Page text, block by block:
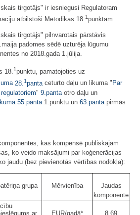
tirgotājs" ir iesniegusi Regulatoram
atbilstoši Metodikas 18. 1punktam.
tirgotājs" pilnvarotais pārstāvis
padomes sēdē uzturēja lūgumu
no 2018.gada 1.jūlija.
18.1punktu, pamatojoties uz
28. 1panta ceturto daļu un likuma " Par
" 9.panta otro daļu un
55.panta 1.punktu un 63.panta pirmās
kas kompensē publiskajam
ko veido maksājumi par koģenerācijas
jaudu (bez pievienotās vērtības nodokļa):
grupa Mērvienība
Jaudas
komponente
ar
EUR/gadā* 8,69